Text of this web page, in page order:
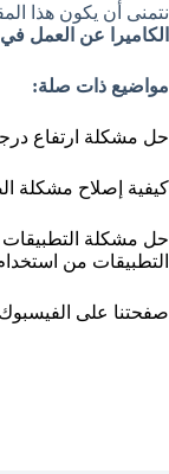
نتمنى أن يكون هذا
الكاميرا عن العمل في
مواضيع ذات صلة:
حل مشكلة ارتفاع
كيفية إصلاح مشكلة
حل مشكلة التطبيقات
التطبيقات من
صفحتنا على الفيسبوك